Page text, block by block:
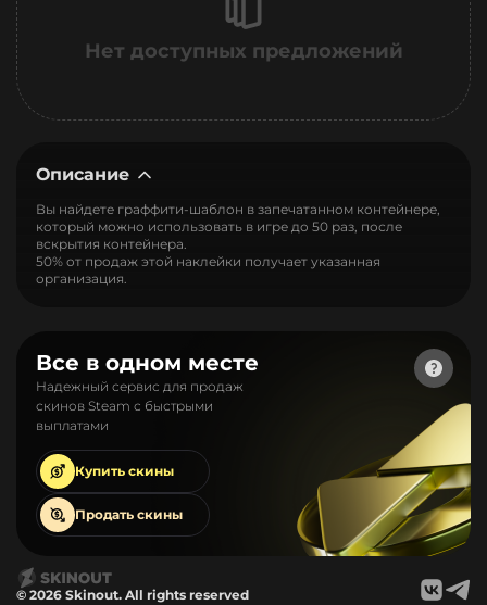
Нет доступных предложений
Описание
Вы найдете граффити-шаблон в запечатанном контейнере,
который можно использовать в игре до 50 раз, после
вскрытия контейнера.
50% от продаж этой наклейки получает указанная
организация.
Все в одном месте
Надежный сервис для продаж
скинов Steam с быстрыми
выплатами
Купить скины
Продать скины
© 2026 Skinout. All rights reserved